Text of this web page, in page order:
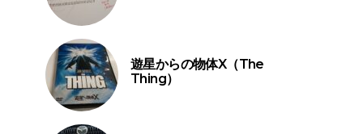
遊星からの物体X（The
Thing）